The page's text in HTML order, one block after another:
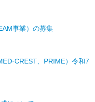
事業）の募集
CREST、PRIME）令和7